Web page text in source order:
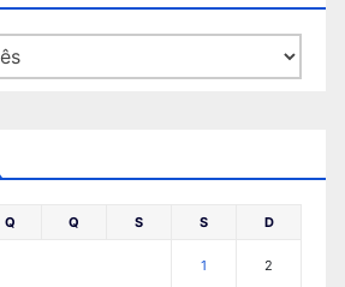
Q Q S S D
1 2